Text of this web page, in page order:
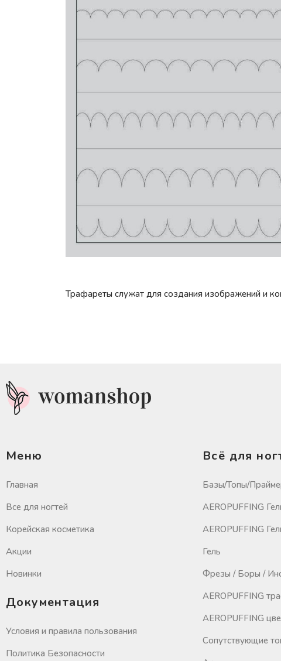
Трафареты служат для создания изображений и
Меню
Главная
Все для ногтей
Корейская косметика
Акции
Новинки
Документация
Условия и правила пользования
Политика Безопасности
Всё для
Базы/Топы/
AEROPUFFING
AEROPUFFING
Гель
Фрезы / Боры /
AEROPUFFING
AEROPUFFING
Сопутствующие